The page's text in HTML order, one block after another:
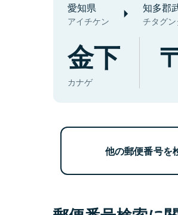
愛知県
アイチケン
知多郡
チタグ
金下
カナゲ
他の郵便番号を